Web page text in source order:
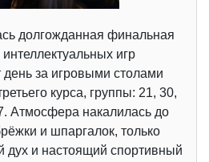
долгожданная финальная
игр
день за игровыми столами
курса, группы: 21, 30,
Атмосфера накалилась до
и шпаргалок, только
и настоящий спортивный